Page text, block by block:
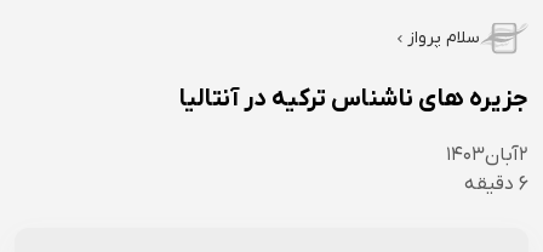
سلام پرواز
جزیره های ناشناس ترکیه در آنتالیا
۲آبان۱۴۰۳
6 دقیقه